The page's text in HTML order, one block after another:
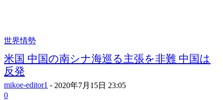
世界情勢
米国 中国の南シナ海巡る主張を非難 中国は
反発
mikoe-editor1 - 2020年7月15日 23:05
0